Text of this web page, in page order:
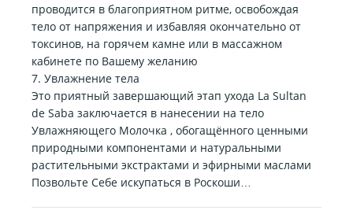
проводится в благоприятном ритме, освобождая
тело от напряжения и избавляя окончательно от
токсинов, на горячем камне или в массажном
кабинете по Вашему желанию
7. Увлажнение тела
Это приятный завершающий этап ухода La Sultan
de Saba заключается в нанесении на тело
Увлажняющего Молочка , обогащённого ценными
природными компонентами и натуральными
растительными экстрактами и эфирными маслами
Позвольте Себе искупаться в Роскоши…